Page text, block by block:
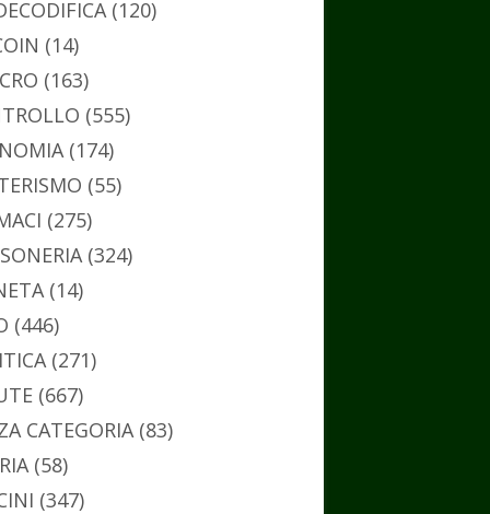
(120)
(14)
(163)
(555)
(174)
(55)
(275)
(324)
(14)
(446)
(271)
(667)
CATEGORIA(83)
(58)
(347)